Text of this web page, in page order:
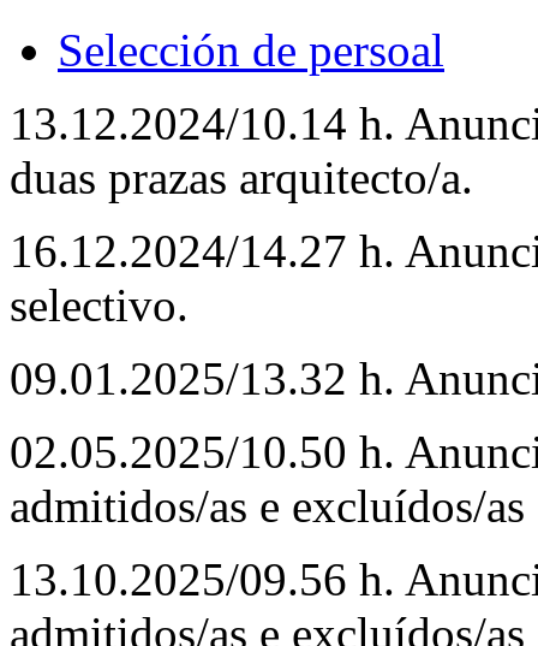
Selección de persoal
13.12.2024/10.14 h.
duas prazas arquitecto/a.
16.12.2024/14.27 h.
selectivo.
09.01.2025/13.32 h.
02.05.2025/10.50 h.
admitidos/as e excluídos/as
13.10.2025/09.56 h.
admitidos/as e excluídos/as